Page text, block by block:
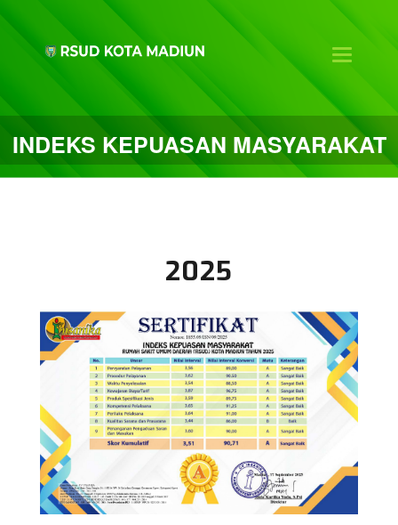
Toggle
INDEKS KEPUASAN MASYARAKAT
2025